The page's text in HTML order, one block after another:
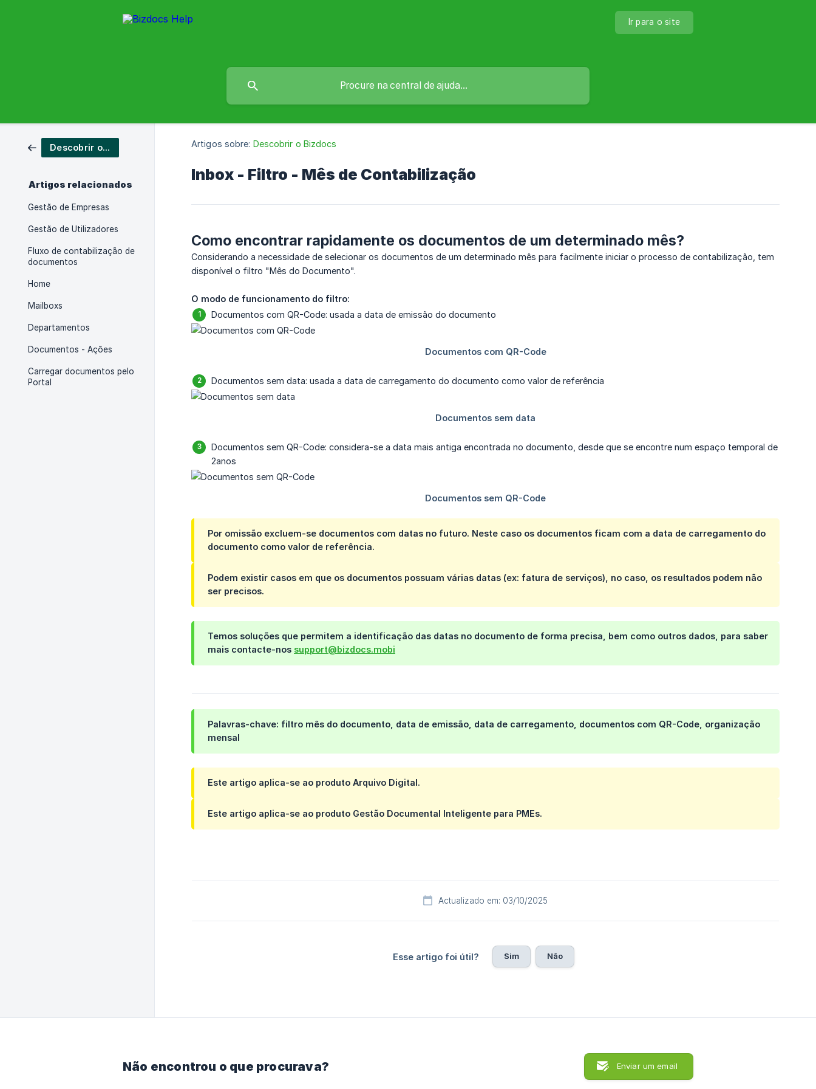
Ir para o site
Descobrir o Bizdocs
Artigos relacionados
Gestão de Empresas
Gestão de Utilizadores
Fluxo de contabilização de
documentos
Home
Mailboxs
Departamentos
Documentos - Ações
Carregar documentos pelo
Portal
Artigos sobre: Descobrir o Bizdocs
Inbox - Filtro - Mês de Contabilização
Como encontrar rapidamente os documentos de um determinado mês?
Considerando a necessidade de selecionar os documentos de um determinado mês para facilmente iniciar o processo de contabilização, tem
disponível o filtro "Mês do Documento".
O modo de funcionamento do filtro:
Documentos com QR-Code: usada a data de emissão do documento
Documentos sem data: usada a data de carregamento do documento como valor de referência
Documentos sem QR-Code: considera-se a data mais antiga encontrada no documento, desde que se encontre num espaço temporal de
2anos
Por omissão excluem-se documentos com datas no futuro. Neste caso os documentos ficam com a data de carregamento do
documento como valor de referência.
Podem existir casos em que os documentos possuam várias datas (ex: fatura de serviços), no caso, os resultados podem não
ser precisos.
Temos soluções que permitem a identificação das datas no documento de forma precisa, bem como outros dados, para saber
mais contacte-nos support@bizdocs.mobi
Palavras-chave: filtro mês do documento, data de emissão, data de carregamento, documentos com QR-Code, organização
mensal
Este artigo aplica-se ao produto Arquivo Digital.
Este artigo aplica-se ao produto Gestão Documental Inteligente para PMEs.
Actualizado em: 03/10/2025
Esse artigo foi útil? Sim Não
Não encontrou o que procurava? Enviar um email